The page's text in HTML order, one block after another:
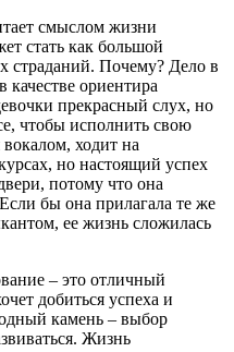
смыслом жизни
стать как большой
страданий. Почему? Дело в
ориентира
прекрасный слух, но
чтобы исполнить свою
вокалом, ходит на
но настоящий успех
потому что она
бы она прилагала те же
ее жизнь сложилась
– это отличный
добиться успеха и
камень – выбор
Жизнь